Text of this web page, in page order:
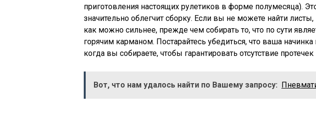
приготовления настоящих рулетиков в форме полумесяца).
значительно облегчит сборку. Если вы не можете найти
как можно сильнее, прежде чем собирать то, что по сути
горячим карманом. Постарайтесь убедиться, что ваша
когда вы собираете, чтобы гарантировать отсутствие
Вот, что нам удалось найти по Вашему запросу: